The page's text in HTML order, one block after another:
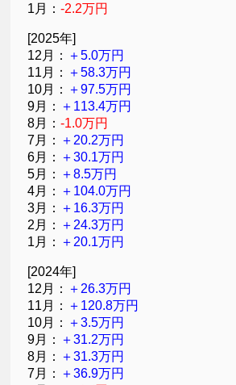
1月：-2.2万円
[2025年]
12月： ＋5.0万円
11月： ＋58.3万円
10月： ＋97.5万円
9月： ＋113.4万円
8月：-1.0万円
7月： ＋20.2万円
6月： ＋30.1万円
5月： ＋8.5万円
4月： ＋104.0万円
3月： ＋16.3万円
2月： ＋24.3万円
1月： ＋20.1万円
[2024年]
12月： ＋26.3万円
11月： ＋120.8万円
10月： ＋3.5万円
9月： ＋31.2万円
8月： ＋31.3万円
7月： ＋36.9万円